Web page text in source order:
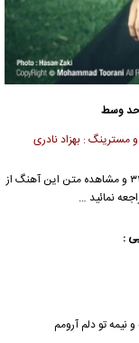
حد وسط
: بهزاد نادری
با کیفیت ۱۲۸ و ۳۲۰ و مشاهده متن این آهنگ از
نمائید …
:
تو دلم آرومم